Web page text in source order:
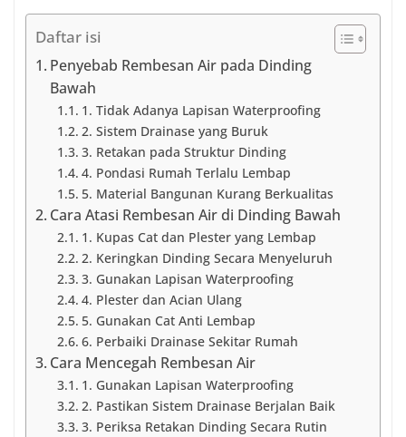
Daftar isi
Penyebab Rembesan Air pada Dinding
Bawah
1. Tidak Adanya Lapisan Waterproofing
2. Sistem Drainase yang Buruk
3. Retakan pada Struktur Dinding
4. Pondasi Rumah Terlalu Lembap
5. Material Bangunan Kurang Berkualitas
Cara Atasi Rembesan Air di Dinding Bawah
1. Kupas Cat dan Plester yang Lembap
2. Keringkan Dinding Secara Menyeluruh
3. Gunakan Lapisan Waterproofing
4. Plester dan Acian Ulang
5. Gunakan Cat Anti Lembap
6. Perbaiki Drainase Sekitar Rumah
Cara Mencegah Rembesan Air
1. Gunakan Lapisan Waterproofing
2. Pastikan Sistem Drainase Berjalan Baik
3. Periksa Retakan Dinding Secara Rutin